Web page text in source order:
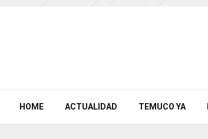
HOME ACTUALIDAD TEMUCO YA